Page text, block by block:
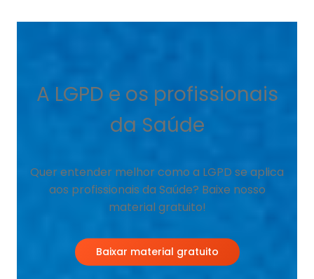
A LGPD e os profissionais
da Saúde
Quer entender melhor como a LGPD se aplica
aos profissionais da Saúde? Baixe nosso
material gratuito!
Baixar material gratuito